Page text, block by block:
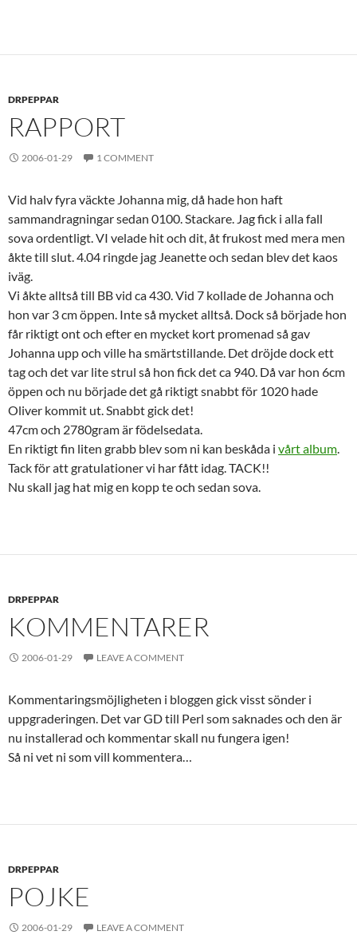
DRPEPPAR
RAPPORT
2006-01-29 1 COMMENT
Vid halv fyra väckte Johanna mig, då hade hon haft
sammandragningar sedan 0100. Stackare. Jag fick i alla fall
sova ordentligt. VI velade hit och dit, åt frukost med mera men
åkte till slut. 4.04 ringde jag Jeanette och sedan blev det kaos
iväg.
Vi åkte alltså till BB vid ca 430. Vid 7 kollade de Johanna och
hon var 3 cm öppen. Inte så mycket alltså. Dock så började hon
får riktigt ont och efter en mycket kort promenad så gav
Johanna upp och ville ha smärtstillande. Det dröjde dock ett
tag och det var lite strul så hon fick det ca 940. Då var hon 6cm
öppen och nu började det gå riktigt snabbt för 1020 hade
Oliver kommit ut. Snabbt gick det!
47cm och 2780gram är födelsedata.
En riktigt fin liten grabb blev som ni kan beskåda i vårt album.
Tack för att gratulationer vi har fått idag. TACK!!
Nu skall jag hat mig en kopp te och sedan sova.
DRPEPPAR
KOMMENTARER
2006-01-29 LEAVE A COMMENT
Kommentaringsmöjligheten i bloggen gick visst sönder i
uppgraderingen. Det var GD till Perl som saknades och den är
nu installerad och kommentar skall nu fungera igen!
Så ni vet ni som vill kommentera…
DRPEPPAR
POJKE
2006-01-29 LEAVE A COMMENT